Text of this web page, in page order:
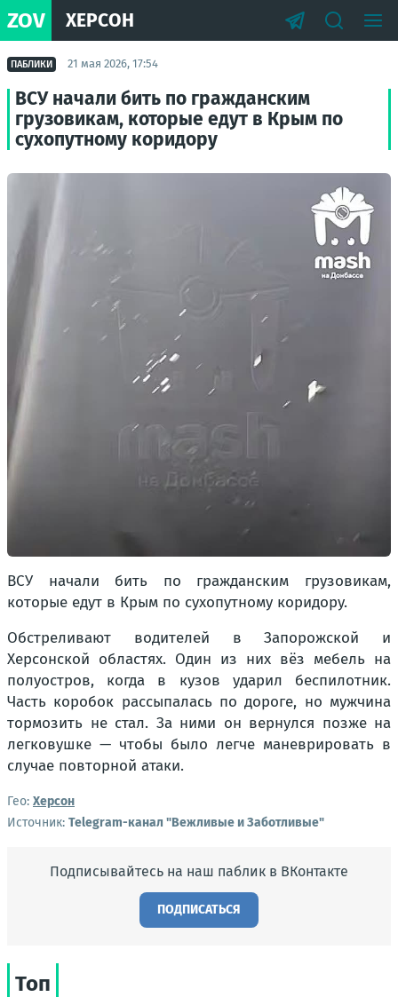
ZOV ХЕРСОН
ПАБЛИКИ 21 мая 2026, 17:54
ВСУ начали бить по гражданским
грузовикам, которые едут в Крым по
сухопутному коридору
ВСУ начали бить по гражданским грузовикам,
которые едут в Крым по сухопутному коридору.
Обстреливают водителей в Запорожской и
Херсонской областях. Один из них вёз мебель на
полуостров, когда в кузов ударил беспилотник.
Часть коробок рассыпалась по дороге, но мужчина
тормозить не стал. За ними он вернулся позже на
легковушке — чтобы было легче маневрировать в
случае повторной атаки.
Гео: Херсон
Источник: Telegram-канал "Вежливые и Заботливые"
Подписывайтесь на наш паблик в ВКонтакте
ПОДПИСАТЬСЯ
Топ